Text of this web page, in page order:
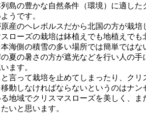
島の豊かな自然条件（環境）に適した
うです。
産のヘレボルスだから北国の方が栽培
ローズの栽培は鉢植えでも地植えでも
海側の積雪の多い場所では簡単では
夏の暑さの方が遮光などを行い人の手
ます。
言って栽培を止めてしまったり、クリ
動しなければならないというのはナン
地域でクリスマスローズを美しく、ま
いと思います。